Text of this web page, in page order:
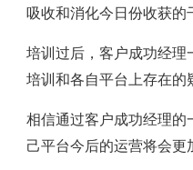
吸收和消化今日份收获的
培训过后，客户成功经
培训和各自平台上存在的
相信通过客户成功经理
己平台今后的运营将会更